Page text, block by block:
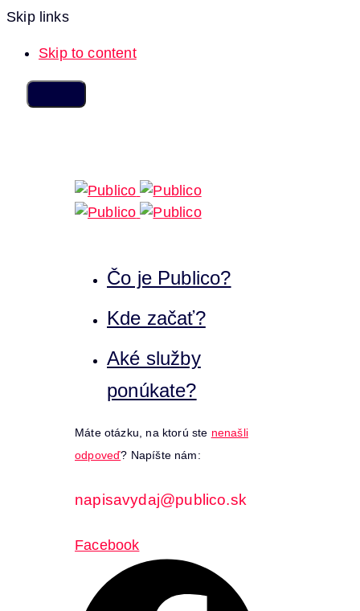
Skip links
Skip to content
Čo je Publico?
Kde začať?
Aké služby
ponúkate?
Máte otázku, na ktorú ste nenašli
odpoveď? Napíšte nám:
napisavydaj@publico.sk
Facebook